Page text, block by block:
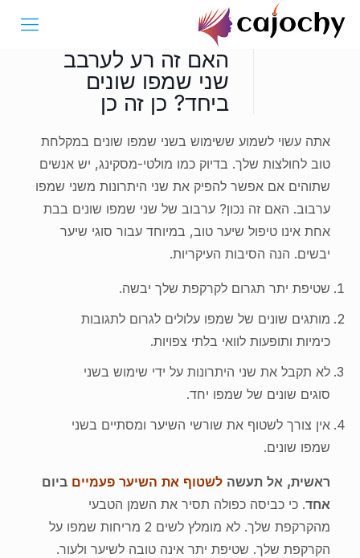
האם זה רע לערבב
שני שמפו שונים
ביחד? כן זה כן
אתה עשוי לשמוע ששימוש בשני שמפו שונים במקלחת
טוב לחולצות שלך. בדיוק כמו מולטי-מסקינג, יש אנשים
שתוהים אם אפשר להפיק את שני היתרונות משני שמפו
ערבוב. האם זה נכון? ערבוב של שני שמפו שונים בבת
אחת אינו טיפול שיער טוב, במיוחד עבור סוגי שיער
יבשים. הנה הסיבות העיקריות.
שטיפת יתר תגרום לקרקפת שלך יבשה.
מותגים שונים של שמפו עלולים לגרום לתגובות
כימיות ותופעות לוואי בלתי צפויות.
לא תקבל את שני היתרונות על ידי שימוש בשני
סוגים שונים של שמפו יחד.
אין צורך לשטוף את שורשי השיער ומסתיים בשני
שמפו שונים.
ראשית, אל תעשה לשטוף את השיער פעמיים ביום
אחד. כי כביסה כפולה תסיר את השמן הטבעי
מהקרקפת שלך. לא מומלץ לשים 2 מריחות שמפו על
הקרקפת שלך. שטיפת יתר אינה טובה לשיער ולעור.